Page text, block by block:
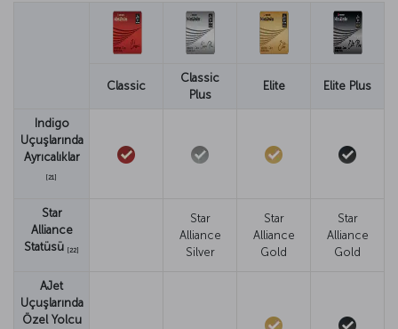
Classic
Classic
Plus
Elite Elite Plus
Indigo
Uçuşlarında
Ayrıcalıklar
[21]
Star
Alliance
Statüsü [22]
Star
Alliance
Silver
Star
Alliance
Gold
Star
Alliance
Gold
AJet
Uçuşlarında
Özel Yolcu